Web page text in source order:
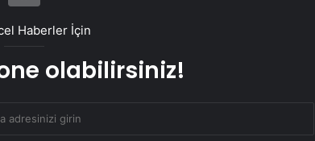
Haberler İçin
olabilirsiniz!